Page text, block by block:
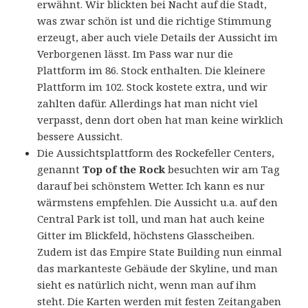
erwähnt. Wir blickten bei Nacht auf die Stadt,
was zwar schön ist und die richtige Stimmung
erzeugt, aber auch viele Details der Aussicht im
Verborgenen lässt. Im Pass war nur die
Plattform im 86. Stock enthalten. Die kleinere
Plattform im 102. Stock kostete extra, und wir
zahlten dafür. Allerdings hat man nicht viel
verpasst, denn dort oben hat man keine wirklich
bessere Aussicht.
Die Aussichtsplattform des Rockefeller Centers,
genanntTop of the Rockbesuchten wir am Tag
darauf bei schönstem Wetter. Ich kann es nur
wärmstens empfehlen. Die Aussicht u.a. auf den
Central Park ist toll, und man hat auch keine
Gitter im Blickfeld, höchstens Glasscheiben.
Zudem ist das Empire State Building nun einmal
das markanteste Gebäude der Skyline, und man
sieht es natürlich nicht, wenn man auf ihm
steht. Die Karten werden mit festen Zeitangaben